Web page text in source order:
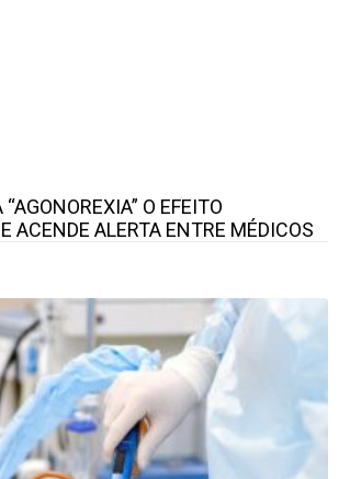
O EFEITO
ACENDE ALERTA ENTRE MÉDICOS